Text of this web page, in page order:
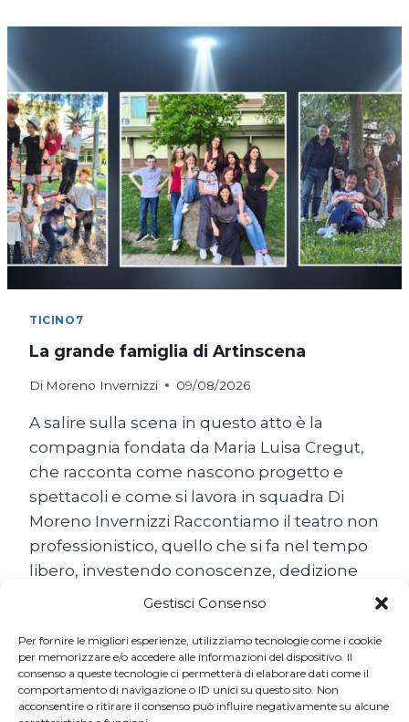
Gestisci Consenso
Per fornire le migliori esperienze, utilizziamo tecnologie come i cookie
per memorizzare e/o accedere alle informazioni del dispositivo. Il
consenso a queste tecnologie ci permetterà di elaborare dati come il
comportamento di navigazione o ID unici su questo sito. Non
acconsentire o ritirare il consenso può influire negativamente su alcune
SAIGON
TICINO7
La grande famiglia di Artinscena
Di Moreno Invernizzi 09/08/2026
A salire sulla scena in questo atto è la
compagnia fondata da Maria Luisa Cregut,
che racconta come nascono progetto e
spettacoli e come si lavora in squadra Di
Moreno Invernizzi Raccontiamo il teatro non
professionistico, quello che si fa nel tempo
libero, investendo conoscenze, dedizione
e… tanta passione. A salire sulla scena in
LEGGI TUTTOLA
GRANDE
FAMIGLIA
DI